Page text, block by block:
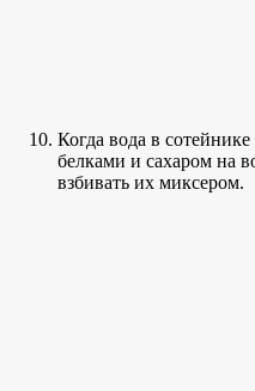
Когда вода в
белками и сахаром на
взбивать их миксером.